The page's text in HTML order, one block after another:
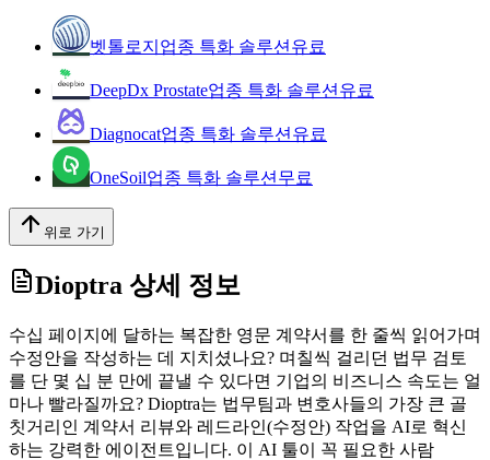
벳톨로지 업종 특화 솔루션 유료
DeepDx Prostate업종 특화 솔루션 유료
Diagnocat업종 특화 솔루션 유료
OneSoil업종 특화 솔루션 무료
위로 가기
Dioptra 상세 정보
수십 페이지에 달하는 복잡한 영문 계약서를 한 줄씩 읽어가며
수정안을 작성하는 데 지치셨나요? 며칠씩 걸리던 법무 검토
를 단 몇 십 분 만에 끝낼 수 있다면 기업의 비즈니스 속도는 얼
마나 빨라질까요? Dioptra는 법무팀과 변호사들의 가장 큰 골
칫거리인 계약서 리뷰와 레드라인(수정안) 작업을 AI로 혁신
하는 강력한 에이전트입니다. 이 AI 툴이 꼭 필요한 사람